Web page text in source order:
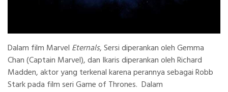
Dalam film Marvel Eternals, Sersi diperankan olehGemma
Chan(Captain Marvel), dan Ikaris diperankan olehRichard
Madden, aktor yang terkenal karena perannya sebagai Robb
Stark pada film seri Game of Thrones. Dalam